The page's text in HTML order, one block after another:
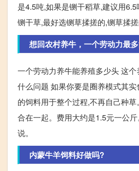
是4.5吨,如果是铡干稻草,建议用
铡干草,最好选铡草揉搓的,铡草揉
想回农村养牛，一个劳动力最
一个劳动力养牛能养殖多少头 这
什么问题 如果你要是圈养模式其
的饲料用于整个过程,不再自己种
合在一起。费用大约是1.5元一公
说。
内蒙牛羊饲料好做吗?